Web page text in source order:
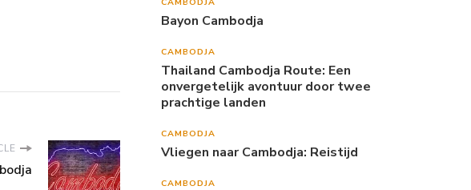
Bayon Cambodja
CAMBODJA
Thailand Cambodja Route: Een
onvergetelijk avontuur door twee
prachtige landen
CAMBODJA
Vliegen naar Cambodja: Reistijd
CAMBODJA